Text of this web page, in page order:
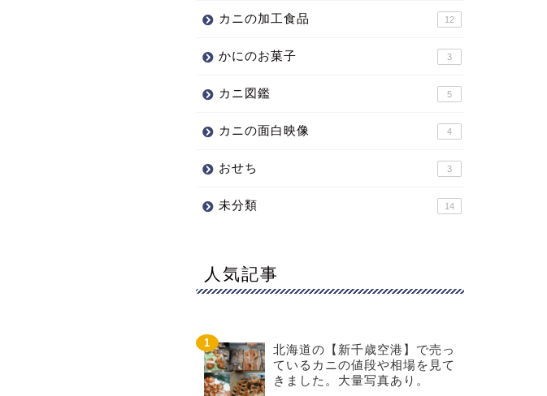
カニの加工食品 12
かにのお菓子 3
カニ図鑑 5
カニの面白映像 4
おせち 3
未分類 14
人気記事
北海道の【新千歳空港】で売っ
ているカニの値段や相場を見て
きました。大量写真あり。